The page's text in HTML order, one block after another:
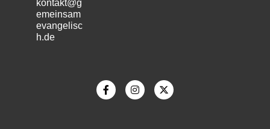
kontakt@g
emeinsam
evangelisc
h.de